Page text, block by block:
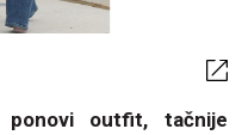
ponovi outfit, tačnije